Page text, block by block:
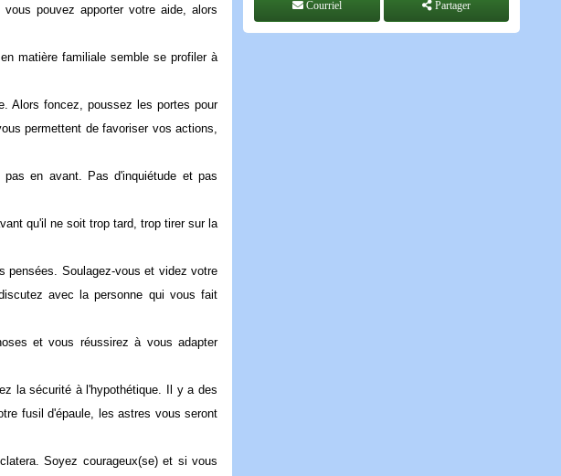
pouvez apporter votre aide, alors
matière familiale semble se profiler à
Alors foncez, poussez les portes pour
permettent de favoriser vos actions,
en avant. Pas d'inquiétude et pas
qu'il ne soit trop tard, trop tirer sur la
pensées. Soulagez-vous et videz votre
avec la personne qui vous fait
et vous réussirez à vous adapter
la sécurité à l'hypothétique. Il y a des
fusil d'épaule, les astres vous seront
Soyez courageux(se) et si vous
Courriel Partager